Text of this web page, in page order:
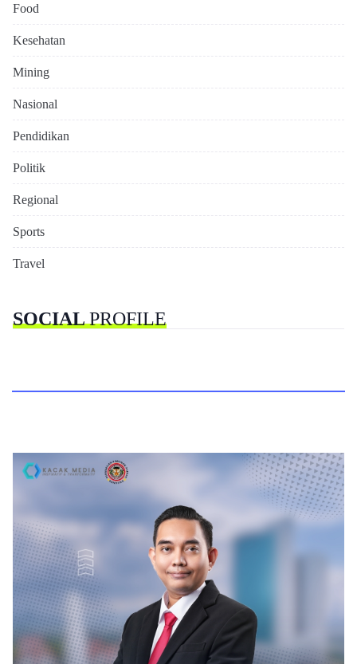
Food
Kesehatan
Mining
Nasional
Pendidikan
Politik
Regional
Sports
Travel
SOCIALPROFILE